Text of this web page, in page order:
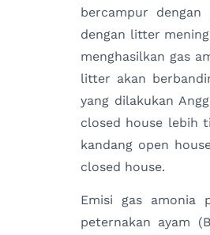
bercampur
dengan litter
menghasilkan gas
litter akan
yang dilakukan
closed house lebih
kandang open
closed house.
Emisi gas amonia
peternakan ayam